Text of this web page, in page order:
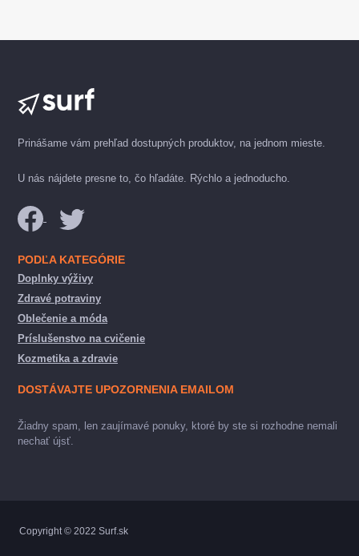
Prinášame vám prehľad dostupných produktov, na jednom mieste.
U nás nájdete presne to, čo hľadáte. Rýchlo a jednoducho.
PODĽA KATEGÓRIE
Doplnky výživy
Zdravé potraviny
Oblečenie a móda
Príslušenstvo na cvičenie
Kozmetika a zdravie
DOSTÁVAJTE UPOZORNENIA EMAILOM
Žiadny spam, len zaujímavé ponuky, ktoré by ste si rozhodne nemali
nechať újsť.
Copyright © 2022 Surf.sk